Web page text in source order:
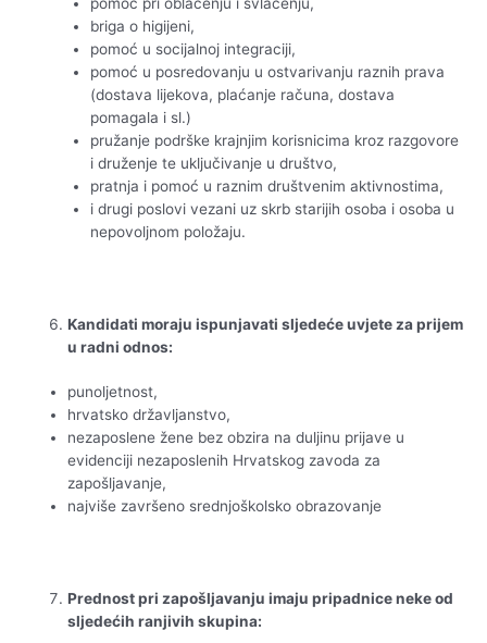
pomoć pri oblačenju i svlačenju,
briga o higijeni,
pomoć u socijalnoj integraciji,
pomoć u posredovanju u ostvarivanju raznih prava
(dostava lijekova, plaćanje računa, dostava
pomagala i sl.)
pružanje podrške krajnjim korisnicima kroz razgovore
i druženje te uključivanje u društvo,
pratnja i pomoć u raznim društvenim aktivnostima,
i drugi poslovi vezani uz skrb starijih osoba i osoba u
nepovoljnom položaju.
Kandidati moraju ispunjavati sljedeće uvjete za prijem
u radni odnos:
punoljetnost,
hrvatsko državljanstvo,
nezaposlene žene bez obzira na duljinu prijave u
evidenciji nezaposlenih Hrvatskog zavoda za
zapošljavanje,
najviše završeno srednjoškolsko obrazovanje
Prednost pri zapošljavanju imaju pripadnice neke od
sljedećih ranjivih skupina: